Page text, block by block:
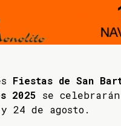
Fiestas de San
2025 se
24 de agosto.